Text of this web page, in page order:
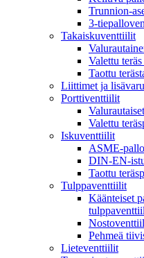
Trunnion-
3-
Takaiskuventtiilit
Valettu
Taottu
Liittimet ja
Porttiventtiilit
Valettu
Iskuventtiilit
ASME-
DIN-EN-
Taottu
Tulppaventtiilit
Käänteiset
Pehmeä
Lieteventtiilit